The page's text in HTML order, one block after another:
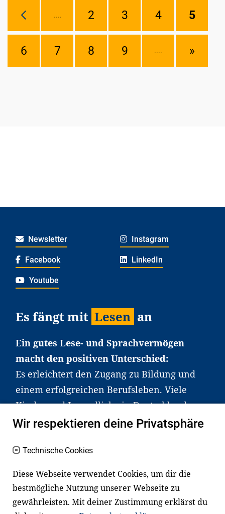
.... 2 3 4 5
6 7 8 9 .... »
Newsletter Instagram
Facebook LinkedIn
Youtube
Es fängt mit Lesen an
Ein gutes Lese- und Sprachvermögen
macht den positiven Unterschied:
Es erleichtert den Zugang zu Bildung und
einem erfolgreichen Berufsleben. Viele
Kinder und Jugendliche in Deutschland
haben aber große Schwierigkeiten dabei.
an Familien sowie an Erzieher*innen,
Lehrer*innen und andere
Fachexpert*innen. Dafür arbeiten wir eng
mit Ministerien, wissenschaftlichen
Wir respektieren deine Privatsphäre
Technische Cookies
Diese Webseite verwendet Cookies, um dir die
bestmögliche Nutzung unserer Webseite zu
gewährleisten. Mit deiner Zustimmung erklärst du